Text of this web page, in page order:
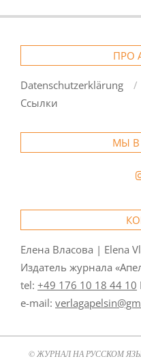
ПРО
Datenschutzerklärung
Ссылки
МЫ В
Елена Власова | Elena
Издатель журнала
tel: +49 176 10 18 44 10
e-mail:
© ЖУРНАЛ НА РУССКОМ